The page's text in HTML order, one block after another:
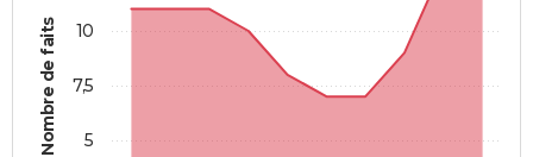
Nombre de faits 5
7,5
10